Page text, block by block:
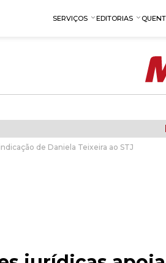
SERVIÇOS EDITORIAS
de Daniela Teixeira ao STJ